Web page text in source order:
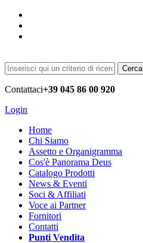
Cerca
Contattaci+39 045 86 00 920
Login
Home
Chi Siamo
Assetto e Organigramma
Cos'è Panorama Deus
Catalogo Prodotti
News & Eventi
Soci & Affiliati
Voce ai Partner
Fornitori
Contatti
Punti Vendita